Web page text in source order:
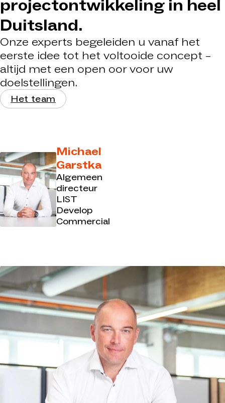
projectontwikkeling in heel
Duitsland.
Onze experts begeleiden u vanaf het
eerste idee tot het voltooide concept –
altijd met een open oor voor uw
doelstellingen.
Het team
Michael
Garstka
Algemeen
directeur
LIST
Develop
Commercial